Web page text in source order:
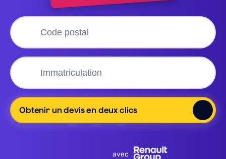
Obtenir un devis en deux clics
avec